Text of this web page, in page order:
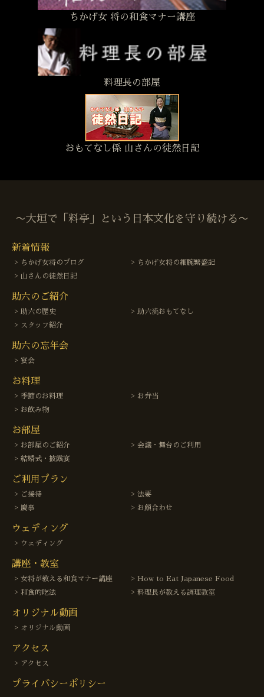
ちかげ女 将の和食マナー講座
料理長の部屋
おもてなし係 山さんの徒然日記
〜大垣で「料亭」という日本文化を守り続ける〜
新着情報
ちかげ女将のブログ
ちかげ女将の細腕繁盛記
山さんの徒然日記
助六のご紹介
助六の歴史
助六流おもてなし
スタッフ紹介
助六の忘年会
宴会
お料理
季節のお料理
お弁当
お飲み物
お部屋
お部屋のご紹介
会議・舞台のご利用
結婚式・披露宴
ご利用プラン
ご接待
法要
慶事
お顔合わせ
ウェディング
ウェディング
講座・教室
女将が教える和食マナー講座
How to Eat Japanese Food
和食的吃法
料理長が教える調理教室
オリジナル動画
オリジナル動画
アクセス
アクセス
プライバシーポリシー